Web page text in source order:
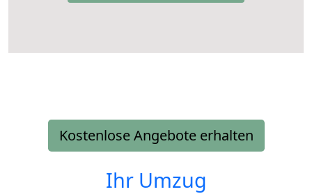
Kostenlose Angebote erhalten
Ihr Umzug